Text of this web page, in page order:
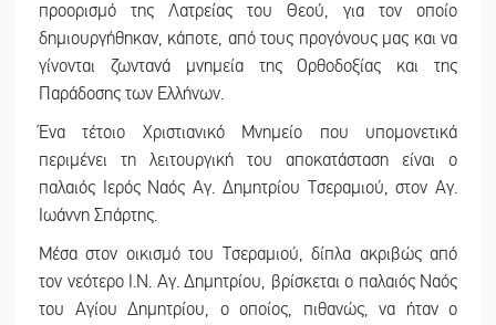
προορισμό της Λατρείας του Θεού, για τον οποίο
δημιουργήθηκαν, κάποτε, από τους προγόνους μας και να
γίνονται ζωντανά μνημεία της Ορθοδοξίας και της
Παράδοσης των Ελλήνων.
Ένα τέτοιο Χριστιανικό Μνημείο που υπομονετικά
περιμένει τη λειτουργική του αποκατάσταση είναι ο
παλαιός Ιερός Ναός Αγ. Δημητρίου Τσεραμιού, στον Αγ.
Ιωάννη Σπάρτης.
Μέσα στον οικισμό του Τσεραμιού, δίπλα ακριβώς από
τον νεότερο Ι.Ν. Αγ. Δημητρίου, βρίσκεται ο παλαιός Ναός
του Αγίου Δημητρίου, ο οποίος, πιθανώς, να ήταν ο